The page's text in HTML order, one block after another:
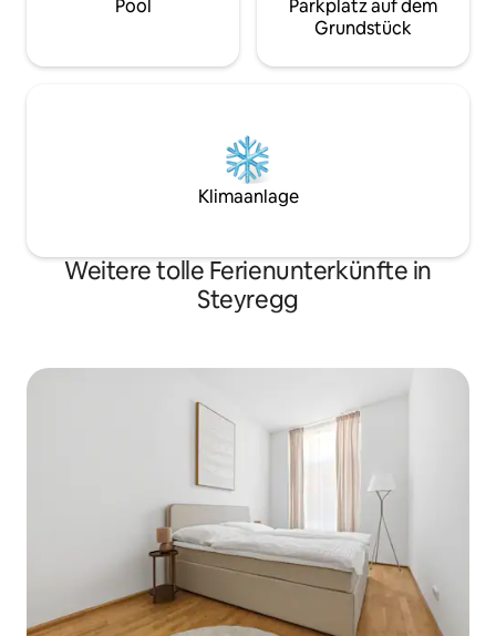
Pool
Parkplatz auf dem
Grundstück
Klimaanlage
Weitere tolle Ferienunterkünfte in
Steyregg